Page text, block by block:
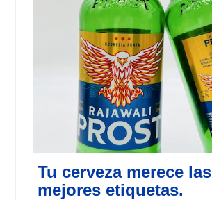
Tu cerveza merece las
mejores etiquetas.